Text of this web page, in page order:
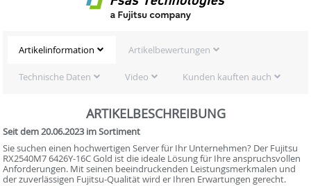
Artikelinformation Artikelbewertungen
Technische Daten Video Kunden kauften auch
ARTIKELBESCHREIBUNG
Seit dem 20.06.2023 im Sortiment
Sie suchen einen hochwertigen Server für Ihr Unternehmen? Der Fujitsu
RX2540M7 6426Y-16C Gold ist die ideale Lösung für Ihre anspruchsvollen
Anforderungen. Mit seinen beeindruckenden Leistungsmerkmalen und
der zuverlässigen Fujitsu-Qualität wird er Ihren Erwartungen gerecht.